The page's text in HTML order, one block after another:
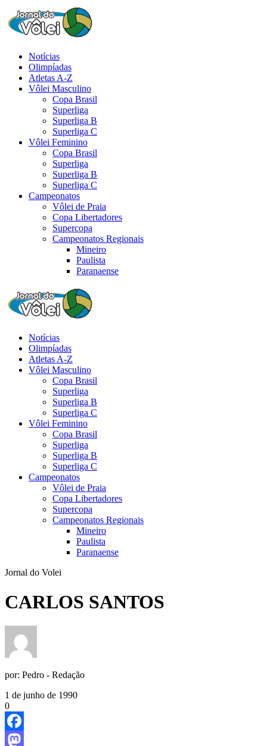
Notícias
Olimpíadas
Atletas A-Z
Vôlei Masculino
Copa Brasil
Superliga
Superliga B
Superliga C
Vôlei Feminino
Copa Brasil
Superliga
Superliga B
Superliga C
Campeonatos
Vôlei de Praia
Copa Libertadores
Supercopa
Campeonatos Regionais
Mineiro
Paulista
Paranaense
Notícias
Olimpíadas
Atletas A-Z
Vôlei Masculino
Copa Brasil
Superliga
Superliga B
Superliga C
Vôlei Feminino
Copa Brasil
Superliga
Superliga B
Superliga C
Campeonatos
Vôlei de Praia
Copa Libertadores
Supercopa
Campeonatos Regionais
Mineiro
Paulista
Paranaense
Jornal do Volei
CARLOS SANTOS
por: Pedro - Redação
1 de junho de 1990
0
Facebook